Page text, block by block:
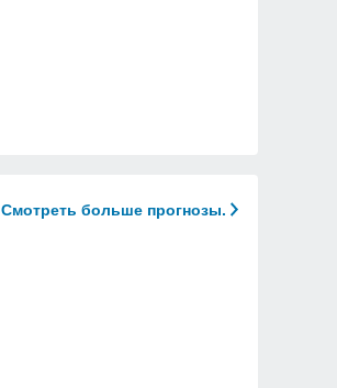
Смотреть больше прогнозы.